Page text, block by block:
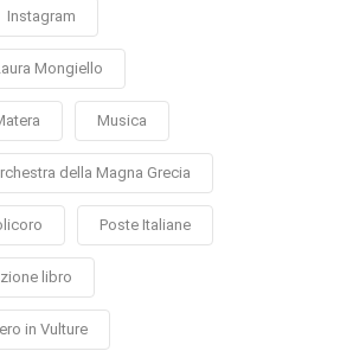
Instagram
Mongiello
Musica
della Magna Grecia
Poste Italiane
libro
in Vulture